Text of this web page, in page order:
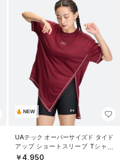
NEW
UAテック オーバーサイズド タイド
アップ ショートスリーブ Tシャツ
（トレーニング/WOMEN）
￥4,950